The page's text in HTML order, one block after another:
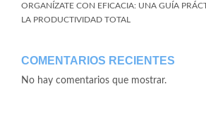
ORGANÍZATE CON EFICACIA: UNA GUÍA
LA PRODUCTIVIDAD TOTAL
COMENTARIOS RECIENTES
No hay comentarios que mostrar.